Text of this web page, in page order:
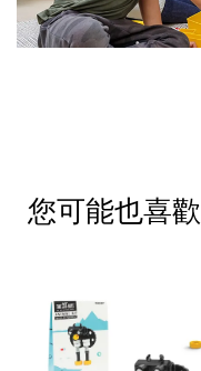
您可能也喜歡